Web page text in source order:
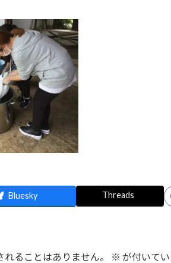
更
新
日
時
:
Bluesky Threads
ることはありません。 ※ が付いて